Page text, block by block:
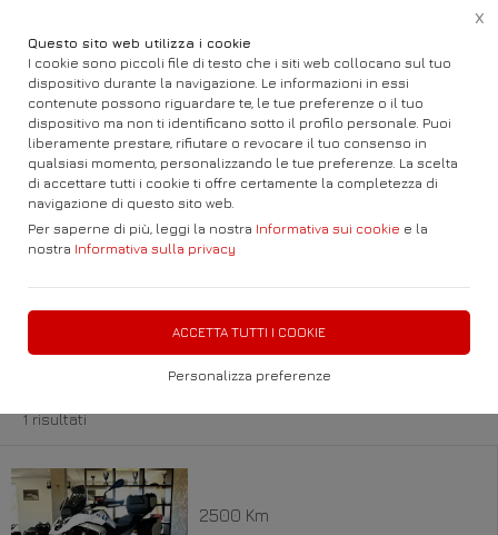
Questo sito web utilizza i cookie
I cookie sono piccoli file di testo che i siti web collocano sul tuo
dispositivo durante la navigazione. Le informazioni in essi
contenute possono riguardare te, le tue preferenze o il tuo
dispositivo ma non ti identificano sotto il profilo personale. Puoi
liberamente prestare, rifiutare o revocare il tuo consenso in
qualsiasi momento, personalizzando le tue preferenze. La scelta
di accettare tutti i cookie ti offre certamente la completezza di
navigazione di questo sito web.
Per saperne di più, leggi la nostra Informativa sui cookie e la
nostra Informativa sulla privacy
ACCETTA TUTTI I COOKIE
Personalizza preferenze
X
Home Auto e Fuoristrada BMW 123
Visitando il nostro parco troverete AUTO
1 risultati
2500 Km